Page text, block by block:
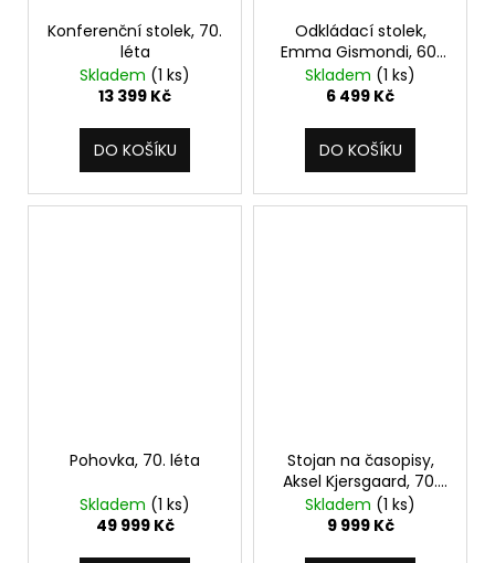
Konferenční stolek, 70.
léta
Skladem (1 ks)
13 399 Kč
DO KOŠÍKU
Odkládací stolek,
Emma Gismondi, 60.
léta
Skladem (1 ks)
6 499 Kč
DO KOŠÍKU
Pohovka, 70. léta
Skladem (1 ks)
49 999 Kč
Stojan na časopisy,
Aksel Kjersgaard, 70.
léta
Skladem (1 ks)
9 999 Kč